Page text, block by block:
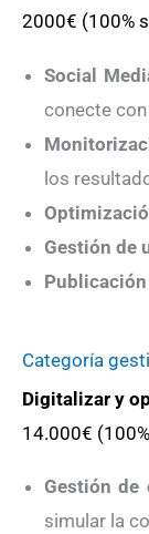
2000€ (100%
Social
conecte
los
Gestión de
Categoría
Digitalizar y
14.000€
Gestión de
simular la